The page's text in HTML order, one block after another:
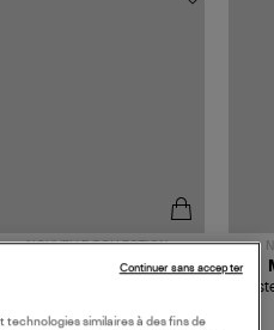
NOUVELLE COLLECTION
TORAL
technologies similaires à des fins de
Continuer sans accepter